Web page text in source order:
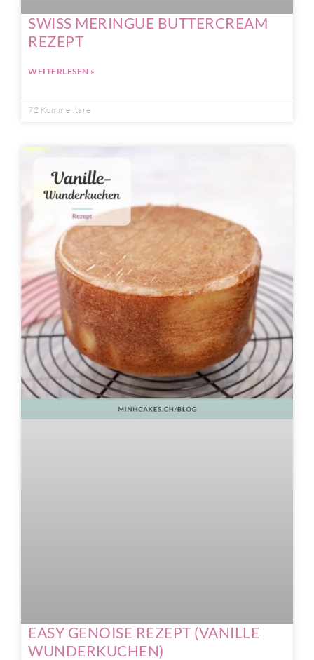
SWISS MERINGUE BUTTERCREAM
REZEPT
WEITERLESEN »
72 Kommentare
EASY GENOISE REZEPT (VANILLE
WUNDERKUCHEN)